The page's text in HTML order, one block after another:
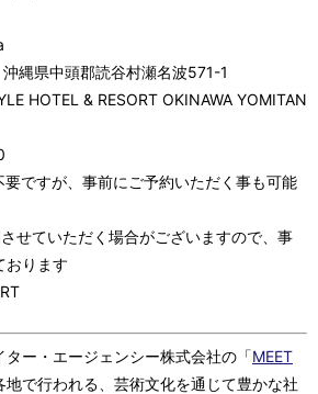
県中頭郡読谷村瀬名波571-1
& RESORT OKINAWA YOMITAN
ですが、事前にご予約いただく事も可能
せていただく場合がございますので、事
おります
ー・エージェンシー株式会社の「MEET
地で行われる、芸術文化を通じて豊かな社